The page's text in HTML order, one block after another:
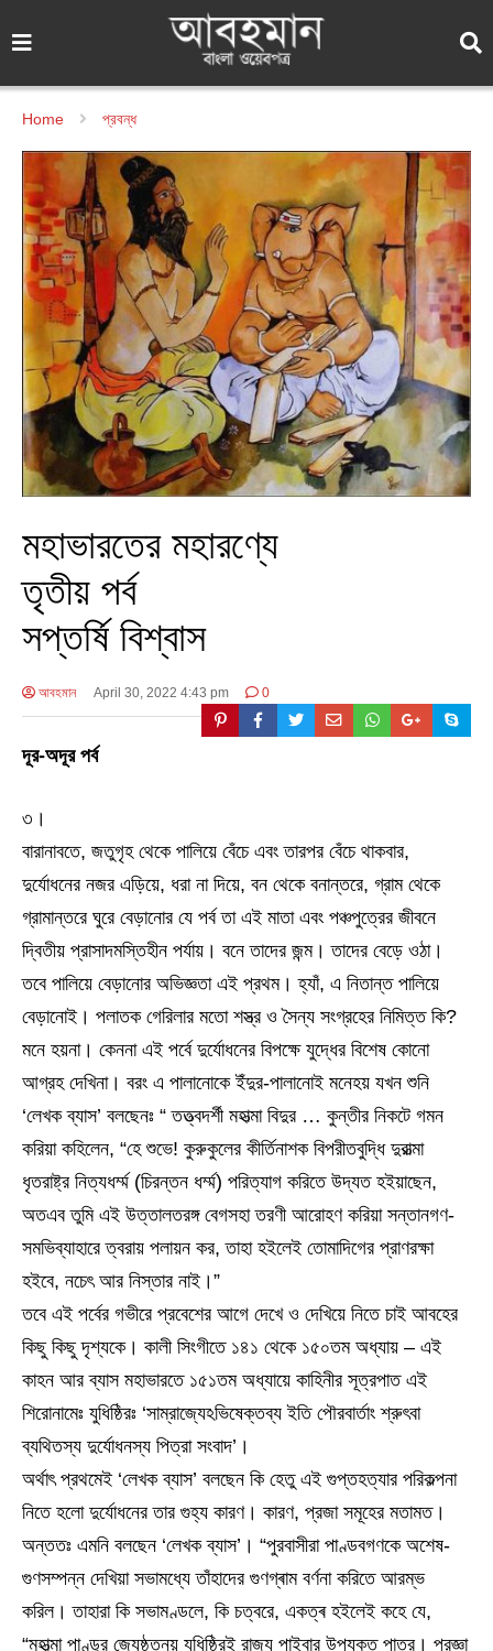
Home প্রবন্ধ
মহাভারতের মহারণ্যে
তৃতীয় পর্ব
সপ্তর্ষি বিশ্বাস
আবহমান April 30, 2022 4:43 pm 0
দূর-অদূর পর্ব
৩।
বারানাবতে, জতুগৃহ থেকে পালিয়ে বেঁচে এবং তারপর বেঁচে থাকবার,
দুর্যোধনের নজর এড়িয়ে, ধরা না দিয়ে, বন থেকে বনান্তরে, গ্রাম থেকে
গ্রামান্তরে ঘুরে বেড়ানোর যে পর্ব তা এই মাতা এবং পঞ্চপুত্রের জীবনে
দ্বিতীয় প্রাসাদমস্তিহীন পর্যায়। বনে তাদের জন্ম। তাদের বেড়ে ওঠা।
তবে পালিয়ে বেড়ানোর অভিজ্ঞতা এই প্রথম। হ্যাঁ, এ নিতান্ত পালিয়ে
বেড়ানোই। পলাতক গেরিলার মতো শস্ত্র ও সৈন্য সংগ্রহের নিমিত্ত কি?
মনে হয়না। কেননা এই পর্বে দুর্যোধনের বিপক্ষে যুদ্ধের বিশেষ কোনো
আগ্রহ দেখিনা। বরং এ পালানোকে ইঁদুর-পালানোই মনেহয় যখন শুনি
‘লেখক ব্যাস’ বলছেনঃ “ তত্ত্বদর্শী মহাত্মা বিদুর … কুন্তীর নিকটে গমন
করিয়া কহিলেন, “হে শুভে! কুরুকুলের কীর্তিনাশক বিপরীতবুদ্ধি দুরাত্মা
ধৃতরাষ্ট্র নিত্যধর্ম্ম (চিরন্তন ধর্ম্ম) পরিত্যাগ করিতে উদ্যত হইয়াছেন,
অতএব তুমি এই উত্তালতরঙ্গ বেগসহা তরণী আরোহণ করিয়া সন্তানগণ-
সমভিব্যাহারে ত্বরায় পলায়ন কর, তাহা হইলেই তোমাদিগের প্রাণরক্ষা
হইবে, নচেৎ আর নিস্তার নাই।”
তবে এই পর্বের গভীরে প্রবেশের আগে দেখে ও দেখিয়ে নিতে চাই আবহের
কিছু কিছু দৃশ্যকে। কালী সিংগীতে ১৪১ থেকে ১৫০তম অধ্যায় – এই
কাহন আর ব্যাস মহাভারতে ১৫১তম অধ্যায়ে কাহিনীর সূত্রপাত এই
শিরোনামেঃ যুধিষ্ঠিরঃ ‘সাম্রাজ্যেঽভিষেক্তব্য ইতি পৌরবার্তাং শ্রুৎবা
ব্যথিতস্য দুর্যোধনস্য পিত্রা সংবাদ’।
অর্থাৎ প্রথমেই ‘লেখক ব্যাস’ বলছেন কি হেতু এই গুপ্তহত্যার পরিকল্পনা
নিতে হলো দুর্যোধনের তার গুহ্য কারণ। কারণ, প্রজা সমূহের মতামত।
অন্ততঃ এমনি বলছেন ‘লেখক ব্যাস’। “পুরবাসীরা পাণ্ডবগণকে অশেষ-
গুণসম্পন্ন দেখিয়া সভামধ্যে তাঁহাদের গুণগ্ৰাম বৰ্ণনা করিতে আরম্ভ
করিল। তাহারা কি সভামণ্ডলে, কি চত্বরে, একত্ৰ হইলেই কহে যে,
“মহাত্মা পাণ্ডুর জ্যেষ্ঠতনয় যুধিষ্ঠিরই রাজ্য পাইবার উপযুক্ত পাত্র। প্রজ্ঞা